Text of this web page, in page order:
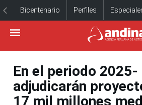
Bicentenario Perfiles
En el periodo 2025-
adjudicarán
17 mil millones